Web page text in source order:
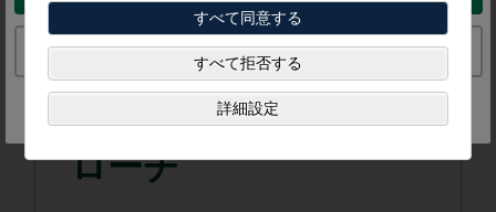
Continue to the Japan website
トップダウン・アプ
ローチ
すべて同意する
すべて拒否する
詳細設定